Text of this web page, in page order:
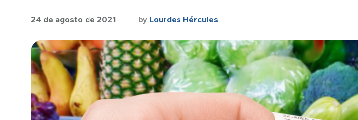
24 de agosto de 2021 by Lourdes Hércules